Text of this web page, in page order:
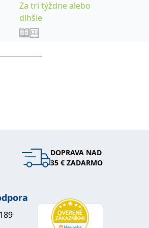
Za tri týždne alebo
dlhšie
DOPRAVA NAD
35 € ZADARMO